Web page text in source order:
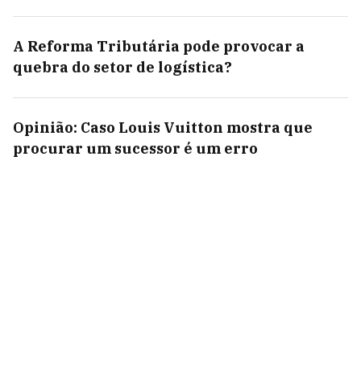
A Reforma Tributária pode provocar a
quebra do setor de logística?
Opinião: Caso Louis Vuitton mostra que
procurar um sucessor é um erro